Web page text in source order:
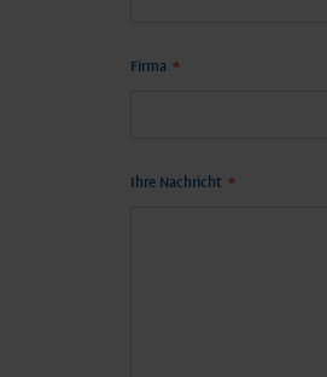
Firma *
Ihre Nachricht *